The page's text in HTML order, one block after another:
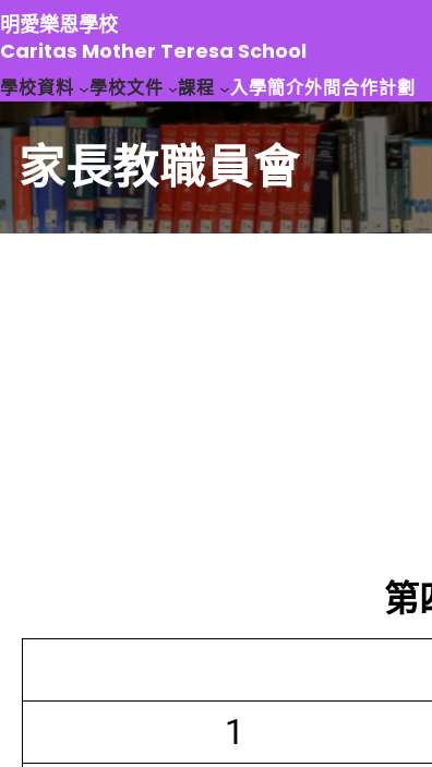
跳
至
主
要
容
明愛樂恩學校
Caritas Mother Teresa School
學校資料 學校文件 課程 入學簡介外間合作計劃
家長教職員會
第
1